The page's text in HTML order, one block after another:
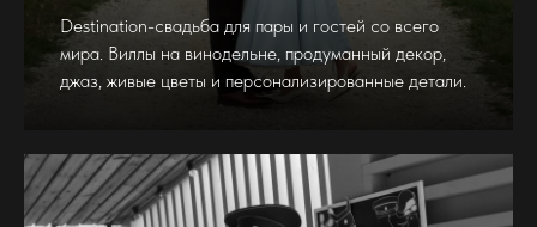
Destination-свадьба для пары и гостей со всего
мира. Виллы на винодельне, продуманный декор,
джаз, живые цветы и персонализированные детали.